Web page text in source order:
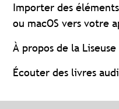
Importer des
ou macOS vers votre
À propos de la Liseuse
Écouter des livres